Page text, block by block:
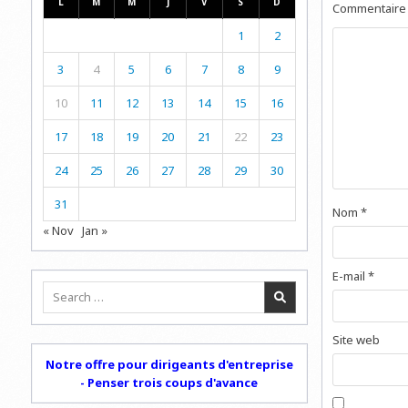
Commentaire
Nom *
E-mail *
Site web
1 2
3 4 5 6 7 8 9
10 11 12 13 14 15 16
17 18 19 20 21 22 23
24 25 26 27 28 29 30
31
« Nov Jan »
Search
Notre offre pour dirigeants d'entreprise
- Penser trois coups d'avance